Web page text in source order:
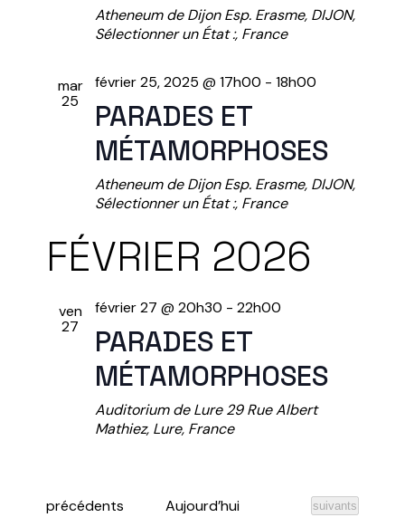
Atheneum de DijonEsp. Erasme, DIJON,
Sélectionner un État :, France
mar
25
février 25, 2025 @ 17h00 - 18h00
PARADES ET
MÉTAMORPHOSES
Atheneum de DijonEsp. Erasme, DIJON,
Sélectionner un État :, France
FÉVRIER 2026
ven
27
février 27 @ 20h30 - 22h00
PARADES ET
MÉTAMORPHOSES
Auditorium de Lure29 Rue Albert
Mathiez, Lure, France
Évènements
précédents Aujourd’hui Évènements
suivants